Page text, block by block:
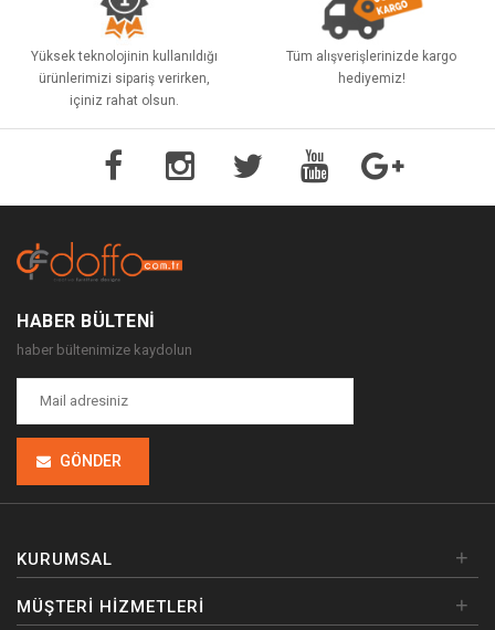
Yüksek teknolojinin kullanıldığı
ürünlerimizi sipariş verirken,
içiniz rahat olsun.
Tüm alışverişlerinizde kargo
hediyemiz!
HABER BÜLTENI
haber bültenimize kaydolun
GÖNDER
KURUMSAL +
MÜŞTERI HIZMETLERI +